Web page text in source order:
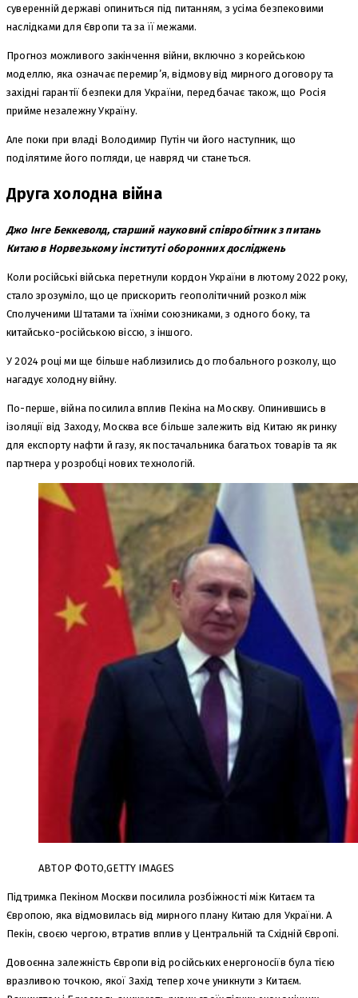
суверенній державі опиниться під питанням, з усіма безпековими
наслідками для Європи та за її межами.
Прогноз можливого закінчення війни, включно з корейською
моделлю, яка означає перемир’я, відмову від мирного договору та
західні гарантії безпеки для України, передбачає також, що Росія
прийме незалежну Україну.
Але поки при владі Володимир Путін чи його наступник, що
поділятиме його погляди, це навряд чи станеться.
Друга холодна війна
Джо Інге Беккеволд, старший науковий співробітник з питань
Китаю в Норвезькому інституті оборонних досліджень
Коли російські війська перетнули кордон України в лютому 2022 року,
стало зрозуміло, що це прискорить геополітичний розкол між
Сполученими Штатами та їхніми союзниками, з одного боку, та
китайсько-російською віссю, з іншого.
У 2024 році ми ще більше наблизились до глобального розколу, що
нагадує холодну війну.
По-перше, війна посилила вплив Пекіна на Москву. Опинившись в
ізоляції від Заходу, Москва все більше залежить від Китаю як ринку
для експорту нафти й газу, як постачальника багатьох товарів та як
партнера у розробці нових технологій.
АВТОР ФОТО,GETTY IMAGES
Підтримка Пекіном Москви посилила розбіжності між Китаєм та
Європою, яка відмовилась від мирного плану Китаю для України. А
Пекін, своєю чергою, втратив вплив у Центральній та Східній Європі.
Довоєнна залежність Європи від російських енергоносіїв була тією
вразливою точкою, якої Захід тепер хоче уникнути з Китаєм.